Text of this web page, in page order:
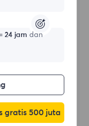
dunia
24 jam dan
gratis 500 juta